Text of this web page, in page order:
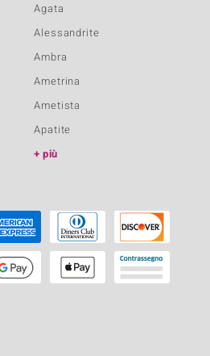
Agata
Alessandrite
Ambra
Ametrina
Ametista
Apatite
più